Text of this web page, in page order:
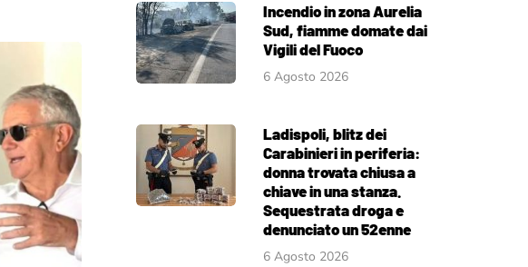
Incendio in zona Aurelia
Sud, fiamme domate dai
Vigili del Fuoco
6 Agosto 2026
Ladispoli, blitz dei
Carabinieri in periferia:
donna trovata chiusa a
chiave in una stanza.
Sequestrata droga e
denunciato un 52enne
6 Agosto 2026